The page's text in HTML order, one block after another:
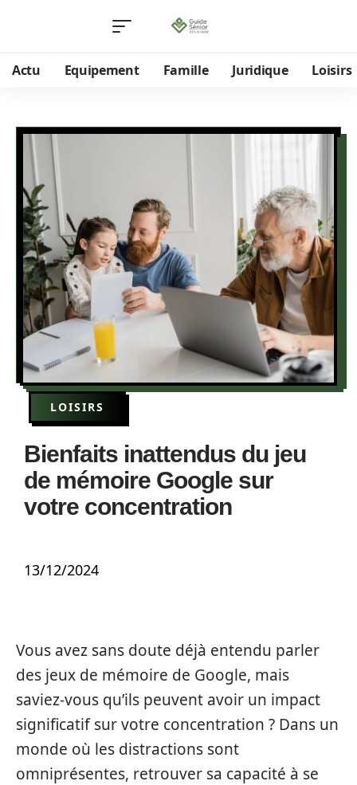
Actu Equipement Famille Juridique Loisirs
LOISIRS
Bienfaits inattendus du jeu
de mémoire Google sur
votre concentration
13/12/2024
Vous avez sans doute déjà entendu parler
des jeux de mémoire de Google, mais
saviez-vous qu’ils peuvent avoir un impact
significatif sur votre concentration ? Dans un
monde où les distractions sont
omniprésentes, retrouver sa capacité à se